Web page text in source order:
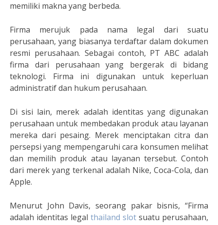
memiliki makna yang berbeda.
Firma merujuk pada nama legal dari suatu
perusahaan, yang biasanya terdaftar dalam dokumen
resmi perusahaan. Sebagai contoh, PT ABC adalah
firma dari perusahaan yang bergerak di bidang
teknologi. Firma ini digunakan untuk keperluan
administratif dan hukum perusahaan.
Di sisi lain, merek adalah identitas yang digunakan
perusahaan untuk membedakan produk atau layanan
mereka dari pesaing. Merek menciptakan citra dan
persepsi yang mempengaruhi cara konsumen melihat
dan memilih produk atau layanan tersebut. Contoh
dari merek yang terkenal adalah Nike, Coca-Cola, dan
Apple.
Menurut John Davis, seorang pakar bisnis, “Firma
adalah identitas legal thailand slot suatu perusahaan,